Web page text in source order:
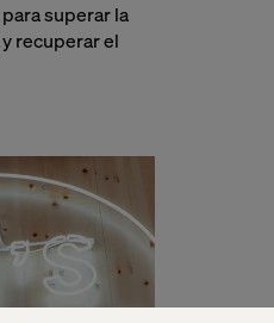
superar la
recuperar el